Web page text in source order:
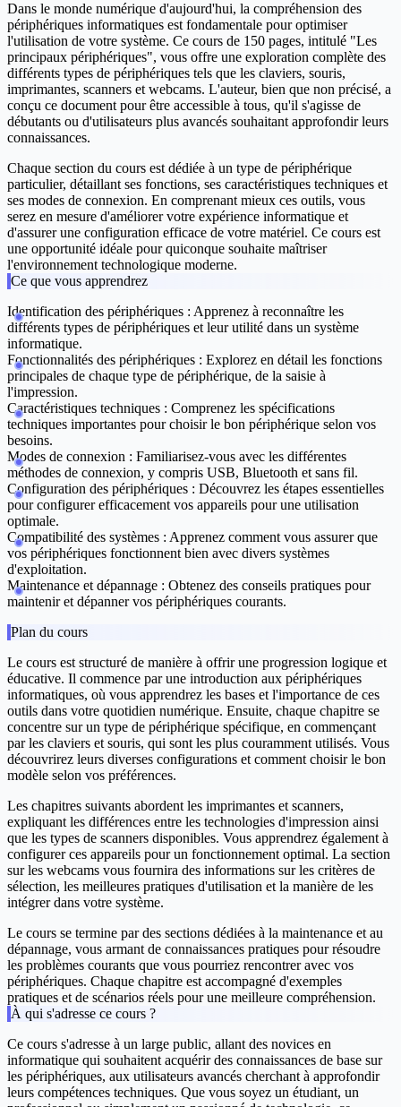
Dans le monde numérique d'aujourd'hui, la compréhension des
périphériques informatiques est fondamentale pour optimiser
l'utilisation de votre système. Ce cours de 150 pages, intitulé "Les
principaux périphériques", vous offre une exploration complète des
différents types de périphériques tels que les claviers, souris,
imprimantes, scanners et webcams. L'auteur, bien que non précisé, a
conçu ce document pour être accessible à tous, qu'il s'agisse de
débutants ou d'utilisateurs plus avancés souhaitant approfondir leurs
connaissances.
Chaque section du cours est dédiée à un type de périphérique
particulier, détaillant ses fonctions, ses caractéristiques techniques et
ses modes de connexion. En comprenant mieux ces outils, vous
serez en mesure d'améliorer votre expérience informatique et
d'assurer une configuration efficace de votre matériel. Ce cours est
une opportunité idéale pour quiconque souhaite maîtriser
l'environnement technologique moderne.
Ce que vous apprendrez
Identification des périphériques : Apprenez à reconnaître les
différents types de périphériques et leur utilité dans un système
informatique.
Fonctionnalités des périphériques : Explorez en détail les fonctions
principales de chaque type de périphérique, de la saisie à
l'impression.
Caractéristiques techniques : Comprenez les spécifications
techniques importantes pour choisir le bon périphérique selon vos
besoins.
Modes de connexion : Familiarisez-vous avec les différentes
méthodes de connexion, y compris USB, Bluetooth et sans fil.
Configuration des périphériques : Découvrez les étapes essentielles
pour configurer efficacement vos appareils pour une utilisation
optimale.
Compatibilité des systèmes : Apprenez comment vous assurer que
vos périphériques fonctionnent bien avec divers systèmes
d'exploitation.
Maintenance et dépannage : Obtenez des conseils pratiques pour
maintenir et dépanner vos périphériques courants.
Plan du cours
Le cours est structuré de manière à offrir une progression logique et
éducative. Il commence par une introduction aux périphériques
informatiques, où vous apprendrez les bases et l'importance de ces
outils dans votre quotidien numérique. Ensuite, chaque chapitre se
concentre sur un type de périphérique spécifique, en commençant
par les claviers et souris, qui sont les plus couramment utilisés. Vous
découvrirez leurs diverses configurations et comment choisir le bon
modèle selon vos préférences.
Les chapitres suivants abordent les imprimantes et scanners,
expliquant les différences entre les technologies d'impression ainsi
que les types de scanners disponibles. Vous apprendrez également à
configurer ces appareils pour un fonctionnement optimal. La section
sur les webcams vous fournira des informations sur les critères de
sélection, les meilleures pratiques d'utilisation et la manière de les
intégrer dans votre système.
Le cours se termine par des sections dédiées à la maintenance et au
dépannage, vous armant de connaissances pratiques pour résoudre
les problèmes courants que vous pourriez rencontrer avec vos
périphériques. Chaque chapitre est accompagné d'exemples
pratiques et de scénarios réels pour une meilleure compréhension.
À qui s'adresse ce cours ?
Ce cours s'adresse à un large public, allant des novices en
informatique qui souhaitent acquérir des connaissances de base sur
les périphériques, aux utilisateurs avancés cherchant à approfondir
leurs compétences techniques. Que vous soyez un étudiant, un